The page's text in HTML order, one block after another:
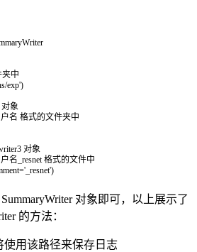
夹中
exp')
对象
名 格式的文件夹中
对象
名_resnet 格式的文件中
='_resnet')
对象即可，以上展示了
的方法：
使用该路径来保存日志